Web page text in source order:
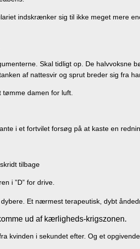
indskrænker sig til ikke meget mere
Skal tidligt op. De halvvoksne
af nattesvir og sprut breder sig fra
damen for luft.
i et fortvilet forsøg på at kaste en
tilbage
i ”D” for drive.
Et nærmest terapeutisk, dybt
ud af kærligheds-krigszonen.
kvinden i sekundet efter. Og et